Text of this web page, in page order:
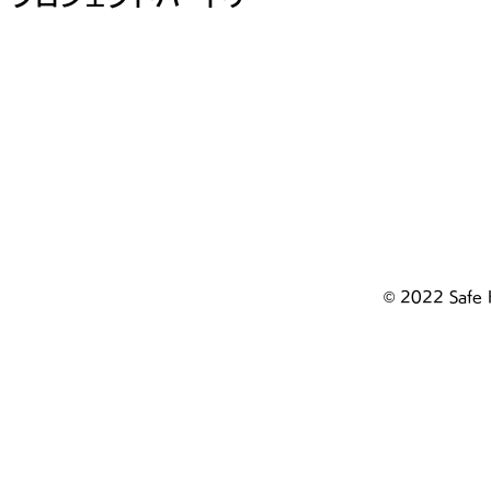
© 2022 Safe